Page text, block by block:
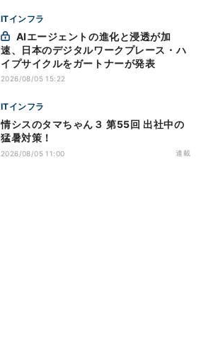
ITインフラ
速、日本のデジタルワークプレース・ハ
イプサイクルをガートナーが発表
2026/08/05 15:22
ITインフラ
情シスのタマちゃん３ 第55回 出社中の
猛暑対策！
2026/08/05 11:00 連載